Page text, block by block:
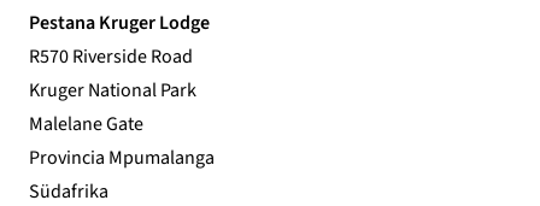
Pestana Kruger Lodge
R570 Riverside Road
Kruger National Park
Malelane Gate
Provincia Mpumalanga
Südafrika